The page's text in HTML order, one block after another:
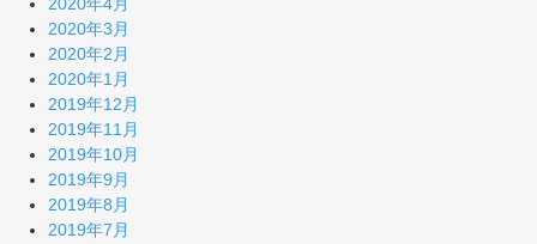
2020年4月
2020年3月
2020年2月
2020年1月
2019年12月
2019年11月
2019年10月
2019年9月
2019年8月
2019年7月